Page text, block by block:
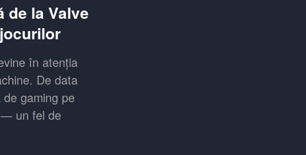
de la Valve
în atenția
De data
gaming pe
— un fel de